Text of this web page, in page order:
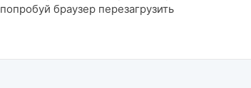
попробуй браузер перезагрузить